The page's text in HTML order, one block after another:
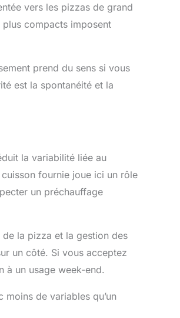
vers les pizzas de grand
compacts imposent
prend du sens si vous
est la spontanéité et la
la variabilité liée au
fournie joue ici un rôle
un préchauffage
la pizza et la gestion des
un côté. Si vous acceptez
à un usage week-end.
de variables qu’un